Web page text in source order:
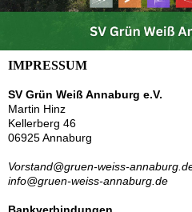
IMPRESSUM
SV Grün Weiß Annaburg e.V.
Martin Hinz
Kellerberg 46
06925 Annaburg
Vorstand@gruen-weiss-
info@gruen-weiss-annaburg.de